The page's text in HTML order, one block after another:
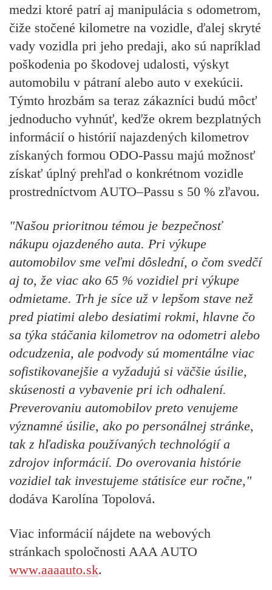
medzi ktoré patrí aj manipulácia s odometrom,
čiže stočené kilometre na vozidle, ďalej skryté
vady vozidla pri jeho predaji, ako sú napríklad
poškodenia po škodovej udalosti, výskyt
automobilu v pátraní alebo auto v exekúcii.
Týmto hrozbám sa teraz zákazníci budú môcť
jednoducho vyhnúť, keďže okrem bezplatných
informácií o histórií najazdených kilometrov
získaných formou ODO-Passu majú možnosť
získať úplný prehľad o konkrétnom vozidle
prostredníctvom AUTO–Passu s 50 % zľavou.
"Našou prioritnou témou je bezpečnosť
nákupu ojazdeného auta. Pri výkupe
automobilov sme veľmi dôslední, o čom svedčí
aj to, že viac ako 65 % vozidiel pri výkupe
odmietame. Trh je síce už v lepšom stave než
pred piatimi alebo desiatimi rokmi, hlavne čo
sa týka stáčania kilometrov na odometri alebo
odcudzenia, ale podvody sú momentálne viac
sofistikovanejšie a vyžadujú si väčšie úsilie,
skúsenosti a vybavenie pri ich odhalení.
Preverovaniu automobilov preto venujeme
významné úsilie, ako po personálnej stránke,
tak z hľadiska používaných technológií a
zdrojov informácií. Do overovania histórie
vozidiel tak investujeme státisíce eur ročne,"
dodáva Karolína Topolová.
Viac informácií nájdete na webových
stránkach spoločnosti AAA AUTO
www.aaaauto.sk.